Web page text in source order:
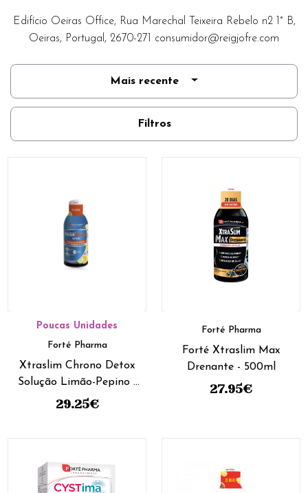
Edifício Oeiras Office, Rua Marechal Teixeira Rebelo n2 1° B,
Oeiras, Portugal, 2670-271 consumidor@reigjofre.com
Mais recente
Filtros
Poucas Unidades
Forté Pharma
Xtraslim Chrono Detox
Solução Limão-Pepino -
450Ml
29.25€
Forté Pharma
Forté Xtraslim Max
Drenante - 500ml
27.95€